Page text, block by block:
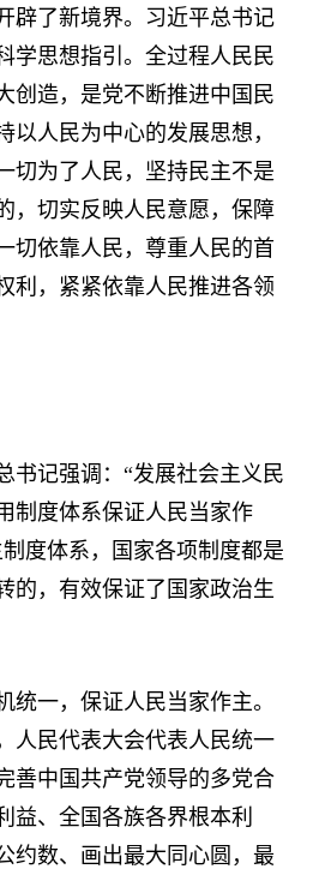
了新境界。习近平总书记
学思想指引。全过程人民民
创造，是党不断推进中国民
人民为中心的发展思想，
切为了人民，坚持民主不是
，切实反映人民意愿，保障
切依靠人民，尊重人民的首
利，紧紧依靠人民推进各领
记强调：“发展社会主义民
制度体系保证人民当家作
度体系，国家各项制度都是
的，有效保证了国家政治生
一，保证人民当家作主。
人民代表大会代表人民统一
善中国共产党领导的多党合
益、全国各族各界根本利
约数、画出最大同心圆，最